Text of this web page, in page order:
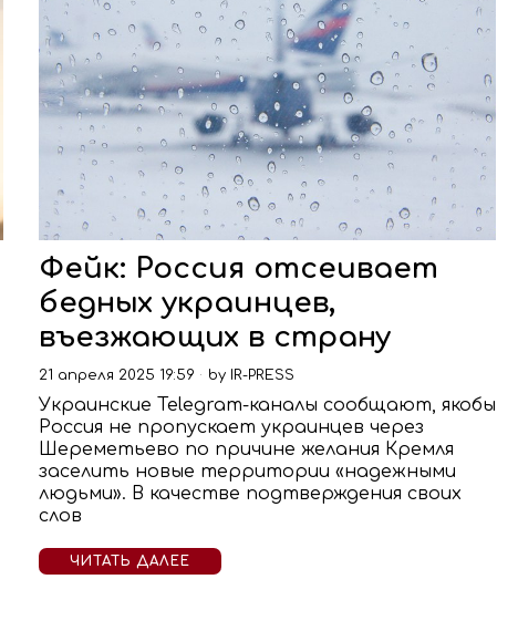
Фейк: Россия отсеивает
бедных украинцев,
въезжающих в страну
21 апреля 2025 19:59 by IR-PRESS
Украинские Telegram-каналы сообщают, якобы
Россия не пропускает украинцев через
Шереметьево по причине желания Кремля
заселить новые территории «надежными
людьми». В качестве подтверждения своих
слов
ЧИТАТЬ ДАЛЕЕ